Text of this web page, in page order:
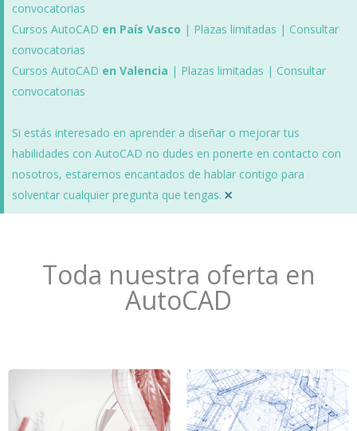
convocatorias
Cursos AutoCAD en País Vasco | Plazas limitadas | Consultar
convocatorias
Cursos AutoCAD en Valencia | Plazas limitadas | Consultar
convocatorias
Si estás interesado en aprender a diseñar o mejorar tus
habilidades con AutoCAD no dudes en ponerte en contacto con
nosotros, estaremos encantados de hablar contigo para
solventar cualquier pregunta que tengas. ×
Toda nuestra oferta en
AutoCAD